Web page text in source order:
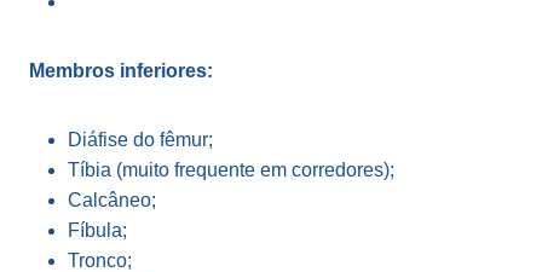
Membros inferiores:
Diáfise do fêmur;
Tíbia (muito frequente em corredores);
Calcâneo;
Fíbula;
Tronco;